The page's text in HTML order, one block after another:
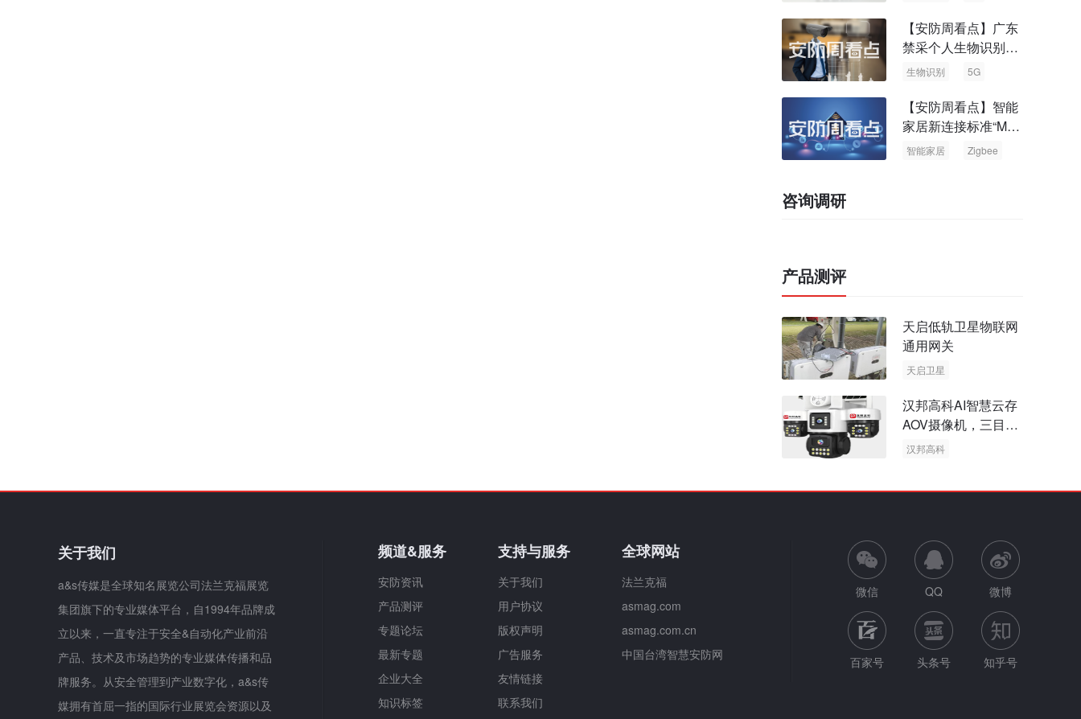
【安防周看点】广东
禁采个人生物识别信
息 中国5G基站占全
生物识别 5G
【安防周看点】智能
家居新连接标准“Matt
er” Zigbee联盟更名
智能家居 Zigbee
咨询调研
产品测评
天启低轨卫星物联网
通用网关
天启卫星
汉邦高科AI智慧云存
AOV摄像机，三目太
阳能多摄球机
汉邦高科
关于我们
a&s传媒是全球知名展览公司法兰克福展览
集团旗下的专业媒体平台，自1994年品牌成
立以来，一直专注于安全&自动化产业前沿
产品、技术及市场趋势的专业媒体传播和品
牌服务。从安全管理到产业数字化，a&s传
媒拥有首屈一指的国际行业展览会资源以及
频道&服务
安防资讯
产品测评
专题论坛
最新专题
企业大全
知识标签
支持与服务
关于我们
用户协议
版权声明
广告服务
友情链接
联系我们
全球网站
法兰克福
asmag.com
asmag.com.cn
中国台湾智慧安防网
微信 QQ 微博
百家号 头条号 知乎号